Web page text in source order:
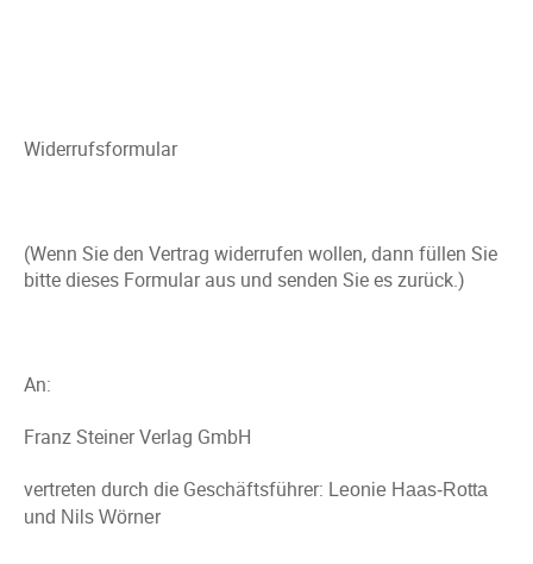
Widerrufsformular
(Wenn Sie den Vertrag widerrufen wollen, dann füllen Sie
bitte dieses Formular aus und senden Sie es zurück.)
An:
Franz Steiner Verlag GmbH
vertreten durch die Geschäftsführer: Leonie Haas-Rotta
und Nils Wörner